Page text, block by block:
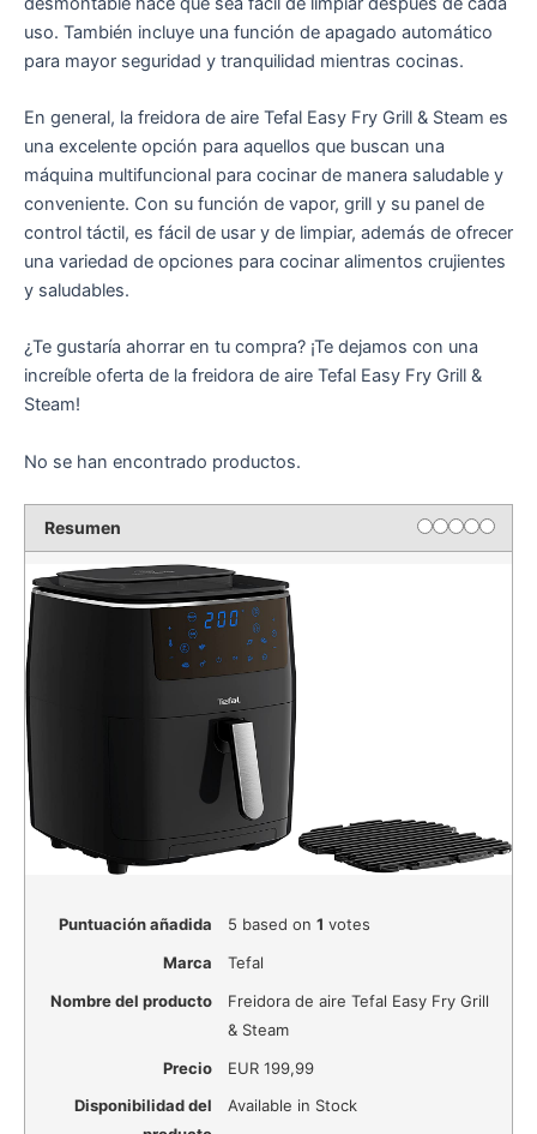
uso. También incluye una función de apagado automático
para mayor seguridad y tranquilidad mientras cocinas.
En general, la freidora de aire Tefal Easy Fry Grill & Steam es
una excelente opción para aquellos que buscan una
máquina multifuncional para cocinar de manera saludable y
conveniente. Con su función de vapor, grill y su panel de
control táctil, es fácil de usar y de limpiar, además de ofrecer
una variedad de opciones para cocinar alimentos crujientes
y saludables.
¿Te gustaría ahorrar en tu compra? ¡Te dejamos con una
increíble oferta de la freidora de aire Tefal Easy Fry Grill &
Steam!
No se han encontrado productos.
Resumen
Puntuación añadida 5 based on 1 votes
Marca
Tefal
Nombre del producto
Freidora de aire Tefal Easy Fry Grill
& Steam
Precio
EUR199,99
Disponibilidad del
Available in Stock